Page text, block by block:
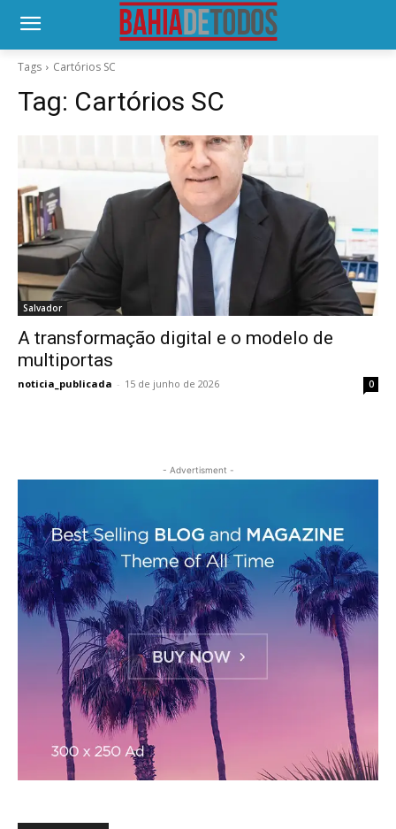
Tags Cartórios SC
Tag: Cartórios SC
Salvador
A transformação digital e o modelo de
multiportas
noticia_publicada - 15 de junho de 2026 0
- Advertisment -